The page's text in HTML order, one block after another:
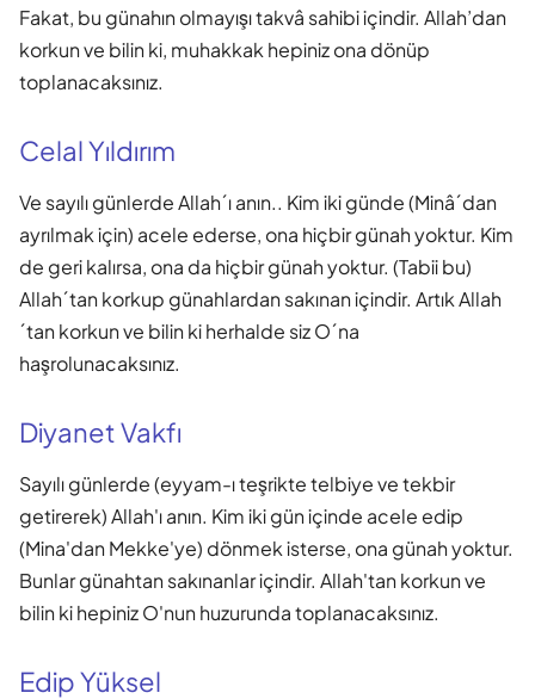
Fakat, bu günahın olmayışı takvâ sahibi içindir. Allah’dan
korkun ve bilin ki, muhakkak hepiniz ona dönüp
toplanacaksınız.
Celal Yıldırım
Ve sayılı günlerde Allah´ı anın.. Kim iki günde (Minâ´dan
ayrılmak için) acele ederse, ona hiçbir günah yoktur. Kim
de geri kalırsa, ona da hiçbir günah yoktur. (Tabii bu)
Allah´tan korkup günahlardan sakınan içindir. Artık Allah
´tan korkun ve bilin ki herhalde siz O´na
haşrolunacaksınız.
Diyanet Vakfı
Sayılı günlerde (eyyam-ı teşrikte telbiye ve tekbir
getirerek) Allah'ı anın. Kim iki gün içinde acele edip
(Mina'dan Mekke'ye) dönmek isterse, ona günah yoktur.
Bunlar günahtan sakınanlar içindir. Allah'tan korkun ve
bilin ki hepiniz O'nun huzurunda toplanacaksınız.
Edip Yüksel